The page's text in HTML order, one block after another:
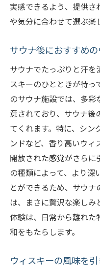
実感できるよう、提供さ
や気分に合わせて選ぶ楽
サウナ後におすすめ
サウナでたっぷりと汗を
スキーのひとときが待っ
のサウナ施設では、多
意されており、サウナ後
てくれます。特に、シン
ンドなど、香り高いウィ
開放された感覚がさらに
の種類によって、より深
とができるため、サウ
は、まさに贅沢な楽しみ
体験は、日常から離れ
和をもたらします。
ウィスキーの風味を